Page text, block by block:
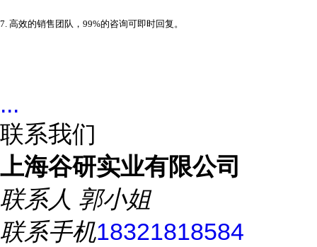
7. 高效的销售团队，99%的咨询可即时回复。
...
联系我们
上海谷研实业有限公司
联系人 郭小姐
联系手机18321818584